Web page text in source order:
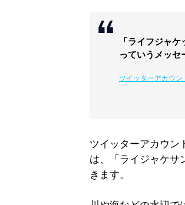
「ライフジャ
っていうメッセ
ツイッターアカウン
ツイッターアカウン
は、「ライジャケサ
きます。